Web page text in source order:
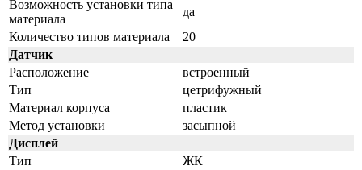
Возможность установки типа
материала
да
Количество типов материала
20
Датчик
Расположение
встроенный
Тип
цетрифужный
Материал корпуса
пластик
Метод установки
засыпной
Дисплей
Тип
ЖК